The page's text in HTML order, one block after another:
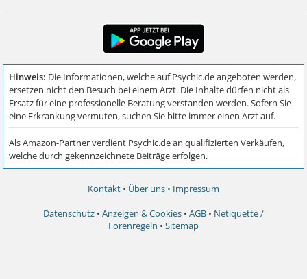
Kontakt • Über uns • Impressum
Datenschutz • Anzeigen & Cookies • AGB • Netiquette /
Forenregeln • Sitemap